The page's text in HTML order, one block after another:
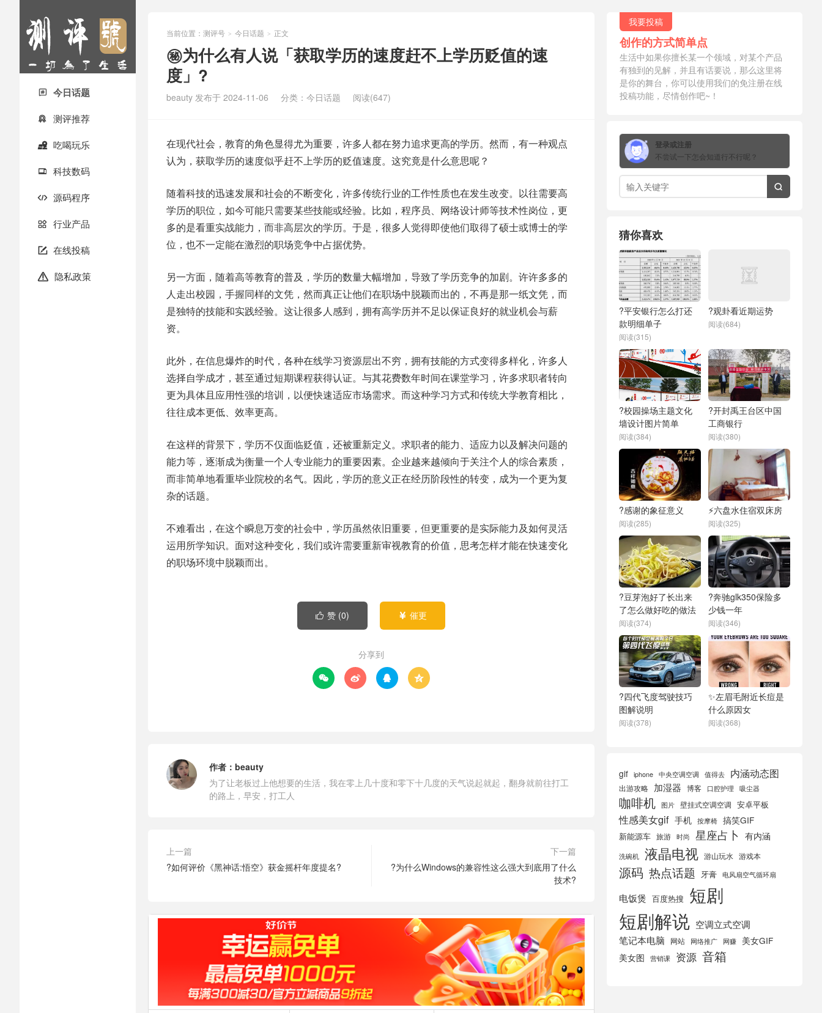
 今日话题
 测评推荐
 吃喝玩乐
 科技数码
 源码程序
 行业产品
 在线投稿
 隐私政策
当前位置： 测评号 > 今日话题 > 正文
㊙️为什么有人说「获取学历的速度赶不上学历贬值的速
度」?
beauty 发布于 2024-11-06 分类： 今日话题 阅读(647)
在现代社会，教育的角色显得尤为重要，许多人都在努力追求更高的学历。然而，有一种观点
认为，获取学历的速度似乎赶不上学历的贬值速度。这究竟是什么意思呢？
随着科技的迅速发展和社会的不断变化，许多传统行业的工作性质也在发生改变。以往需要高
学历的职位，如今可能只需要某些技能或经验。比如，程序员、网络设计师等技术性岗位，更
多的是看重实战能力，而非高层次的学历。于是，很多人觉得即使他们取得了硕士或博士的学
位，也不一定能在激烈的职场竞争中占据优势。
另一方面，随着高等教育的普及，学历的数量大幅增加，导致了学历竞争的加剧。许许多多的
人走出校园，手握同样的文凭，然而真正让他们在职场中脱颖而出的，不再是那一纸文凭，而
是独特的技能和实践经验。这让很多人感到，拥有高学历并不足以保证良好的就业机会与薪
资。
此外，在信息爆炸的时代，各种在线学习资源层出不穷，拥有技能的方式变得多样化，许多人
选择自学成才，甚至通过短期课程获得认证。与其花费数年时间在课堂学习，许多求职者转向
更为具体且应用性强的培训，以便快速适应市场需求。而这种学习方式和传统大学教育相比，
往往成本更低、效率更高。
在这样的背景下，学历不仅面临贬值，还被重新定义。求职者的能力、适应力以及解决问题的
能力等，逐渐成为衡量一个人专业能力的重要因素。企业越来越倾向于关注个人的综合素质，
而非简单地看重毕业院校的名气。因此，学历的意义正在经历阶段性的转变，成为一个更为复
杂的话题。
不难看出，在这个瞬息万变的社会中，学历虽然依旧重要，但更重要的是实际能力及如何灵活
运用所学知识。面对这种变化，我们或许需要重新审视教育的价值，思考怎样才能在快速变化
的职场环境中脱颖而出。
 赞 (0)  催更
分享到
   
作者： beauty
为了让老板过上他想要的生活，我在零上几十度和零下十几度的天气说起就起，翻身就前往打工
的路上，早安，打工人
上一篇
?如何评价《黑神话:悟空》获金摇杆年度提名?
下一篇
?为什么Windows的兼容性这么强大到底用了什么
技术?
我要投稿
创作的方式简单点
生活中如果你擅长某一个领域，对某个产品
有独到的见解，并且有话要说，那么这里将
是你的舞台，你可以使用我们的免注册在线
投稿功能，尽情创作吧~！
登录或注册
不尝试一下怎会知道行不行呢？

猜你喜欢
?平安银行怎么打还
款明细单子
阅读(315)
?观卦看近期运势
阅读(684)
?校园操场主题文化
墙设计图片简单
阅读(384)
?开封禹王台区中国
工商银行
阅读(380)
?感谢的象征意义
阅读(285)
⚡六盘水住宿双床房
阅读(325)
?豆芽泡好了长出来
了怎么做好吃的做法
阅读(374)
?奔驰glk350保险多
少钱一年
阅读(346)
?四代飞度驾驶技巧
图解说明
阅读(378)
✨左眉毛附近长痘是
什么原因女
阅读(368)
gif iphone 中央空调空调 值得去 内涵动态图
出游攻略 加湿器 博客 口腔护理 吸尘器
咖啡机 图片 壁挂式空调空调 安卓平板
性感美女gif 手机 按摩椅 搞笑GIF
新能源车 旅游 时尚 星座占卜 有内涵
洗碗机 液晶电视 游山玩水 游戏本
源码 热点话题 牙膏 电风扇空气循环扇
电饭煲 百度热搜 短剧
短剧解说 空调立式空调
笔记本电脑 网站 网络推广 网赚
美女GIF
美女图
营销课 资源 音箱